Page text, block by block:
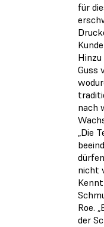
für
Guss
nach
„Die
nicht
Roe.
der